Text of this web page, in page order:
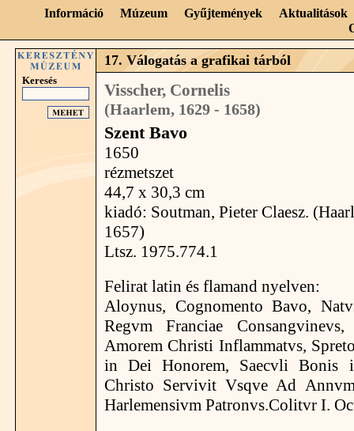
Információ Múzeum Gyűjtemények
Aktualitások
Keresés
17. Válogatás a grafikai tárból
Visscher, Cornelis
(Haarlem, 1629 - 1658)
Szent Bavo
1650
rézmetszet
44,7 x 30,3 cm
kiadó: Soutman, Pieter Claesz.
1657)
Ltsz. 1975.774.1
Felirat latin és flamand nyelven:
Aloynus, Cognomento Bavo,
Regvm Franciae
Amorem Christi Inflammatvs,
in Dei Honorem, Saecvli Bonis
Christo Servivit Vsqve Ad
Harlemensivm Patronvs.Colitvr I.